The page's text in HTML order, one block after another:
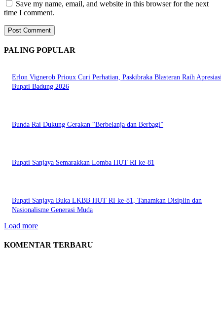
Save my name, email, and website in this browser for the next
time I comment.
PALING POPULAR
Erlon Vignerob Prioux Curi Perhatian, Paskibraka Blasteran Raih
Bupati Badung 2026
Bunda Rai Dukung Gerakan “Berbelanja dan Berbagi”
Bupati Sanjaya Semarakkan Lomba HUT RI ke-81
Bupati Sanjaya Buka LKBB HUT RI ke-81, Tanamkan Disiplin dan
Nasionalisme Generasi Muda
Load more
KOMENTAR TERBARU